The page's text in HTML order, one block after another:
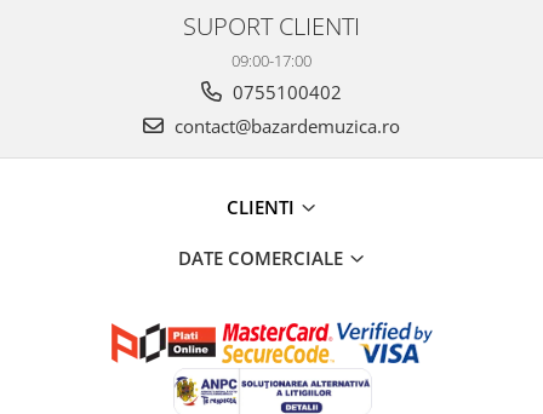
SUPORT CLIENTI
09:00-17:00
0755100402
contact@bazardemuzica.ro
CLIENTI
DATE COMERCIALE